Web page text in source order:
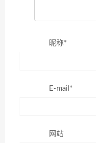
昵称*
E-mail*
网站